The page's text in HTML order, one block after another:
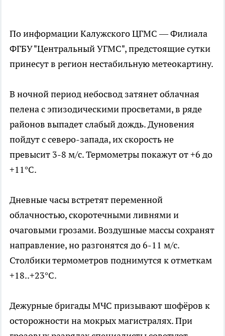
По информации Калужского ЦГМС — Филиала
ФГБУ "Центральный УГМС", предстоящие сутки
принесут в регион нестабильную метеокартину.
В ночной период небосвод затянет облачная
пелена с эпизодическими просветами, в ряде
районов выпадет слабый дождь. Дуновения
пойдут с северо-запада, их скорость не
превысит 3-8 м/с. Термометры покажут от +6 до
+11°С.
Дневные часы встретят переменной
облачностью, скоротечными ливнями и
очаговыми грозами. Воздушные массы сохранят
направление, но разгонятся до 6-11 м/с.
Столбики термометров поднимутся к отметкам
+18..+23°С.
Дежурные бригады МЧС призывают шофёров к
осторожности на мокрых магистралях. При